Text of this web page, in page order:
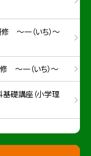
～一（いち）～
～一（いち）～
礎講座（小学理